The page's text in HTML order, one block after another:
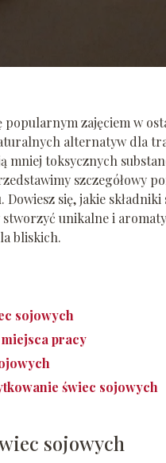
popularnym zajęciem w
alternatyw dla
mniej toksycznych
szczegółowy
Dowiesz się, jakie
unikalne i
bliskich.
sojowych
pracy
świec sojowych
sojowych